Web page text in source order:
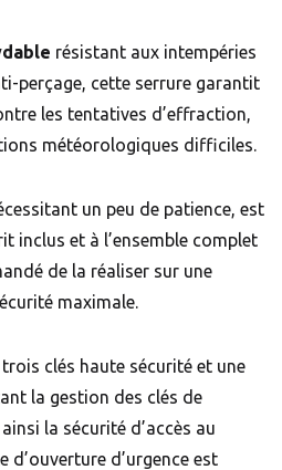
résistant aux intempéries
perçage, cette serrure garantit
les tentatives d’effraction,
météorologiques difficiles.
un peu de patience, est
inclus et à l’ensemble complet
de la réaliser sur une
maximale.
clés haute sécurité et une
la gestion des clés de
la sécurité d’accès au
d’ouverture d’urgence est